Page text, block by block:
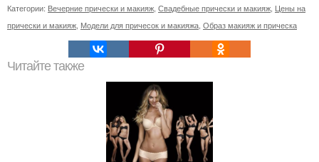
Категории: Вечерние прически и макияж Свадебные прически и макияж Цены на
прически и макияж Модели для причесок и макияжа Образ макияж и прическа
Читайте также